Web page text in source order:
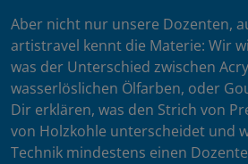
Aber nicht nur unsere Dozenten,
artistravel kennt die Materie: Wir
was der Unterschied zwischen
wasserlöslichen Ölfarben, oder
Dir erklären, was den Strich von
von Holzkohle unterscheidet und
Technik mindestens einen